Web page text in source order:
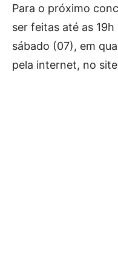
Para o próximo
ser feitas até as
sábado (07), em
pela internet, no